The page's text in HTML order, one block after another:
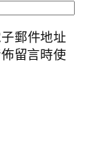
郵件地址
留言時使